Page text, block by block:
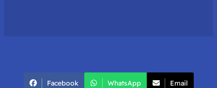
Facebook WhatsApp Email